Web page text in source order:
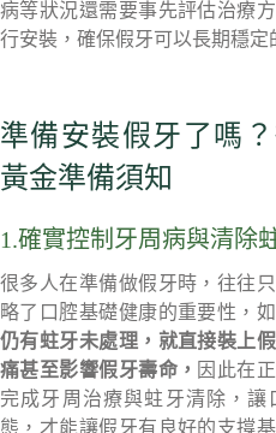
病等狀況還需要事先評估治療
行安裝，確保假牙可以長期穩定
準備安裝假牙了嗎
黃金準備須知
1.確實控制牙周病與清除
很多人在準備做假牙時，往往
略了口腔基礎健康的重要性，如
仍有蛀牙未處理，就直接裝上
痛甚至影響假牙壽命， 因此在
完成牙周治療與蛀牙清除，讓
態，才能讓假牙有良好的支撐